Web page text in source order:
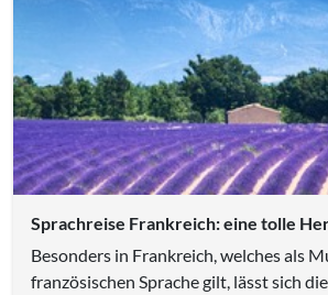
Sprachreise Frankreich: eine tolle
Besonders in Frankreich, welches als
französischen Sprache gilt, lässt sich